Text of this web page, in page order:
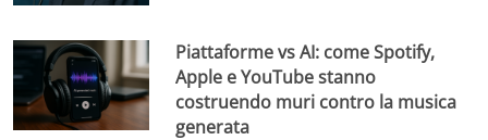
Piattaforme vs AI: come Spotify,
Apple e YouTube stanno
costruendo muri contro la musica
generata